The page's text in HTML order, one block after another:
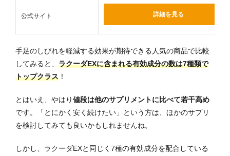
公式サイト 詳細を見る
手足のしびれを軽減する効果が期待できる人気の商品で比較
してみると、 ラクーダEXに含まれる有効成分の数は7種類で
トップクラス ！
とはいえ、やはり値段は他のサプリメントに比べて若干高め
です。「とにかく安く続けたい」という方は、ほかのサプリ
を検討してみても良いかもしれませんね。
しかし、ラクーダEXと同じく7種の有効成分を配合している